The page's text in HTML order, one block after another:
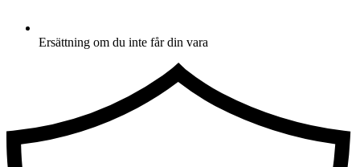
Ersättning om du inte får din vara